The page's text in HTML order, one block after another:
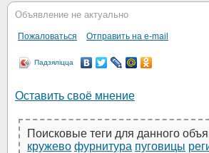
Объявление не актуально
Пожаловаться Отправить на e-mail
Падзяліцца
Оставить своё мнение
Поисковые теги для данного
кружево фурнитура пуговицы